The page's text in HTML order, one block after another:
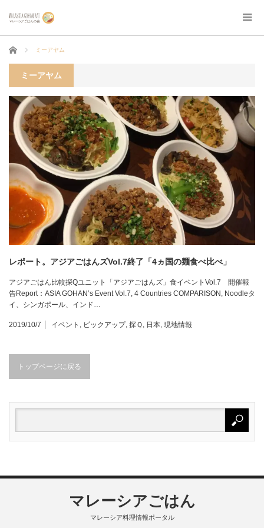
ホーム ミーアヤム
ミーアヤム
レポート。アジアごはんズVol.7終了「4ヵ国の麺食べ比べ」
アジアごはん比較探Qユニット「アジアごはんズ」食イベントVol.7 開催報
告Report：ASIA GOHAN’s Event Vol.7, 4 Countries COMPARISON, Noodleタ
イ、シンガポール、インド…
2019/10/7 イベント , ピックアップ, 探Ｑ, 日本, 現地情報
トップページに戻る
マレーシアごはん
マレーシア料理情報ポータル